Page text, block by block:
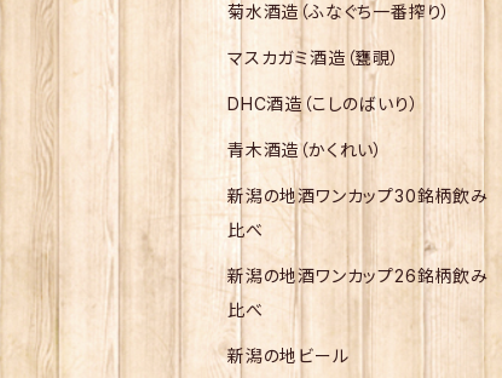
菊水酒造（ふなぐち一番搾り）
マスカガミ酒造（甕覗）
DHC酒造（こしのばいり）
青木酒造（かくれい）
新潟の地酒ワンカップ30銘柄飲み
比べ
新潟の地酒ワンカップ26銘柄飲み
比べ
新潟の地ビール